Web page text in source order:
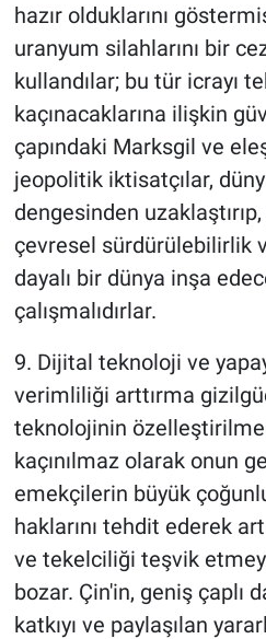
hazır olduklarını
uranyum silahlarını bir
kullandılar; bu tür icrayı
kaçınacaklarına ilişkin
çapındaki Marksgil ve
jeopolitik iktisatçılar,
dengesinden
çevresel sürdürülebilirlik
dayalı bir dünya inşa
çalışmalıdırlar.
9. Dijital teknoloji ve
verimliliği arttırma
teknolojinin
kaçınılmaz olarak onun
emekçilerin büyük
haklarını tehdit ederek
ve tekelciliği teşvik
bozar. Çin'in, geniş çaplı
katkıyı ve paylaşılan